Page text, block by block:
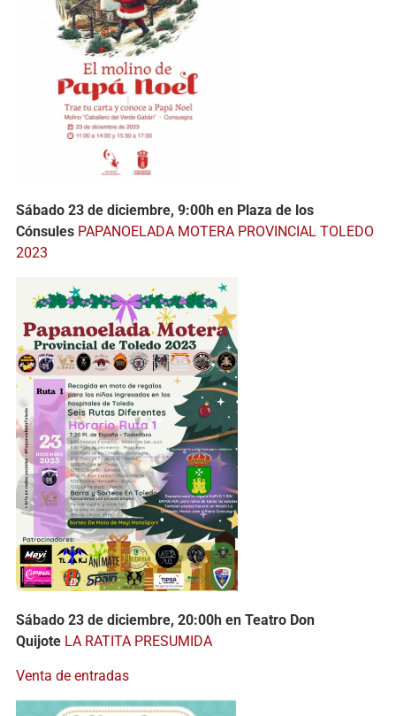
Sábado 23 de diciembre, 9:00h en Plaza de los
Cónsules PAPANOELADA MOTERA PROVINCIAL TOLEDO
2023
Sábado 23 de diciembre, 20:00h en Teatro Don
Quijote LA RATITA PRESUMIDA
Venta de entradas